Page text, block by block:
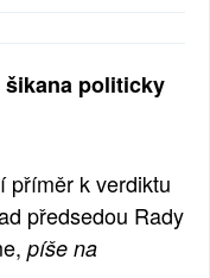
šikana politicky
příměr k verdiktu
předsedou Rady
píše na